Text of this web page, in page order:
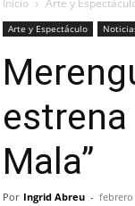
Inicio Arte y
Arte y Espectáculo
estrena
Mala”
Por Ingrid Abreu - febrero